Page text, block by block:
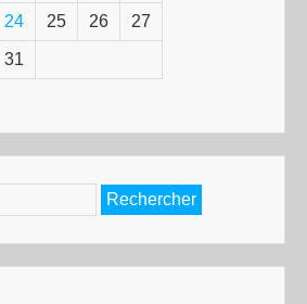
24 25 26 27
31